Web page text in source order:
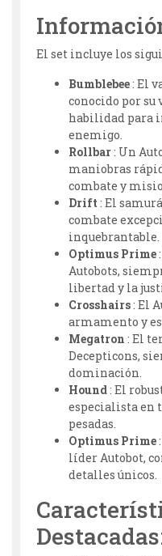
El set incluye los
Bumblebee: El
conocido por
habilidad para
enemigo.
Rollbar: Un
maniobras
combate y
Drift : El
combate
inquebrantable.
Optimus Prime
Autobots,
libertad y la
Crosshairs: El
armamento y
Megatron : El
Decepticons,
dominación.
Hound: El
especialista en
pesadas.
Optimus Prime
líder Autobot,
detalles únicos.